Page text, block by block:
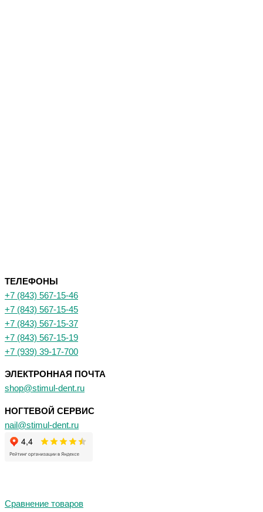
ТЕЛЕФОНЫ
+7 (843) 567-15-46
+7 (843) 567-15-45
+7 (843) 567-15-37
+7 (843) 567-15-19
+7 (939) 39-17-700
ЭЛЕКТРОННАЯ ПОЧТА
shop@stimul-dent.ru
НОГТЕВОЙ СЕРВИС
nail@stimul-dent.ru
Сравнение товаров